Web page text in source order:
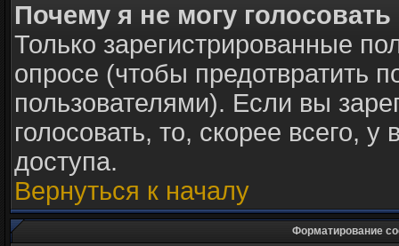
Почему я не могу
Только зарегистрированные
опросе (чтобы предотвратить
пользователями). Если вы
голосовать, то, скорее всего,
доступа.
Вернуться к началу
Форматирование